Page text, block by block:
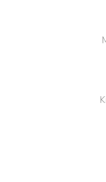
Bu ürüne benzer